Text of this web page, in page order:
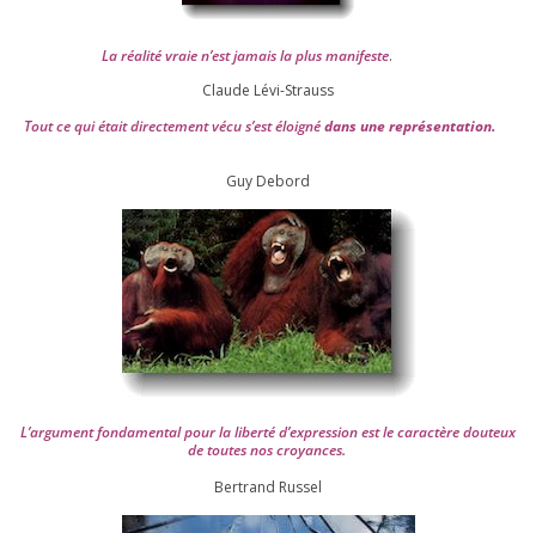
La réa­lité vraie n’est jamais la plus mani­feste.
Claude Lévi-Strauss
Tout ce qui était direc­te­ment vécu s’est éloi­gnédans une repré­sen­ta­tion.
Guy Debord
L’argument fon­da­men­tal pour la liber­té d’expression est le carac­tère dou­teux
de toutes nos croyances.
Ber­trand Russel